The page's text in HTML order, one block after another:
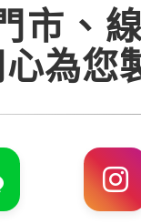
市、
為您